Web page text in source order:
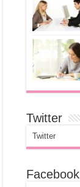
Twitter
Twitter
Facebook